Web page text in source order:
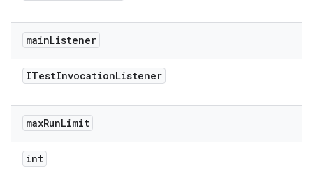
mainListener
ITestInvocationListener
maxRunLimit
int